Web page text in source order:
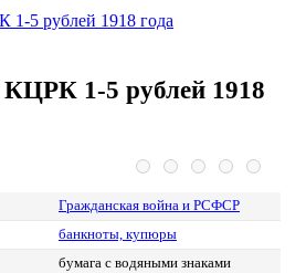
1-5 рублей 1918
Гражданская война и РСФСР
банкноты, купюры
бумага с водяными знаками